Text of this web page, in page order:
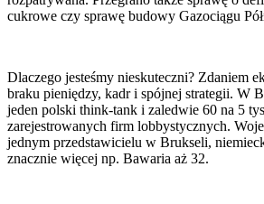
cukrowe czy sprawę budowy Gazociągu
Dlaczego jesteśmy nieskuteczni? Zdaniem
braku pieniędzy, kadr i spójnej strategii. W
jeden polski think-tank i zaledwie 60 na 5
zarejestrowanych firm lobbystycznych.
jednym przedstawicielu w Brukseli,
znacznie więcej np. Bawaria aż 32.